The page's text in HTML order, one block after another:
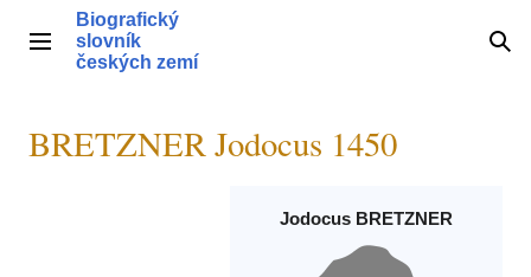
obsahHlavní menu
Biografický
slovník
českých zemí
BRETZNER Jodocus 1450
Jodocus BRETZNER